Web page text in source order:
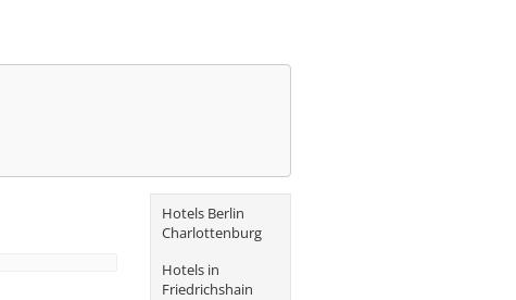
Hotels Berlin
Charlottenburg
Hotels in
Friedrichshain